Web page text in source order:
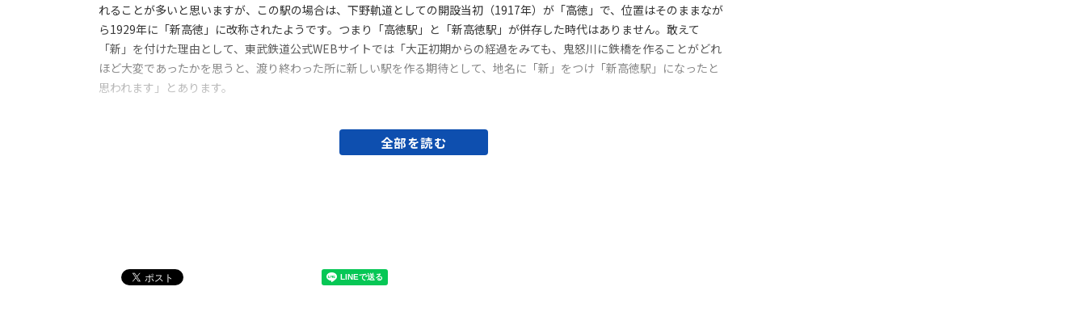
れることが多いと思いますが、この駅の場合は、下野軌道としての開設当初（1917年）が「高徳」で、位置はそのままなが
ら1929年に「新高徳」に改称されたようです。つまり「高徳駅」と「新高徳駅」が併存した時代はありません。敢えて
「新」を付けた理由として、東武鉄道公式WEBサイトでは「大正初期からの経過をみても、鬼怒川に鉄橋を作ることがどれ
ほど大変であったかを思うと、渡り終わった所に新しい駅を作る期待として、地名に「新」をつけ「新高徳駅」になったと
思われます」とあります。
全部を読む